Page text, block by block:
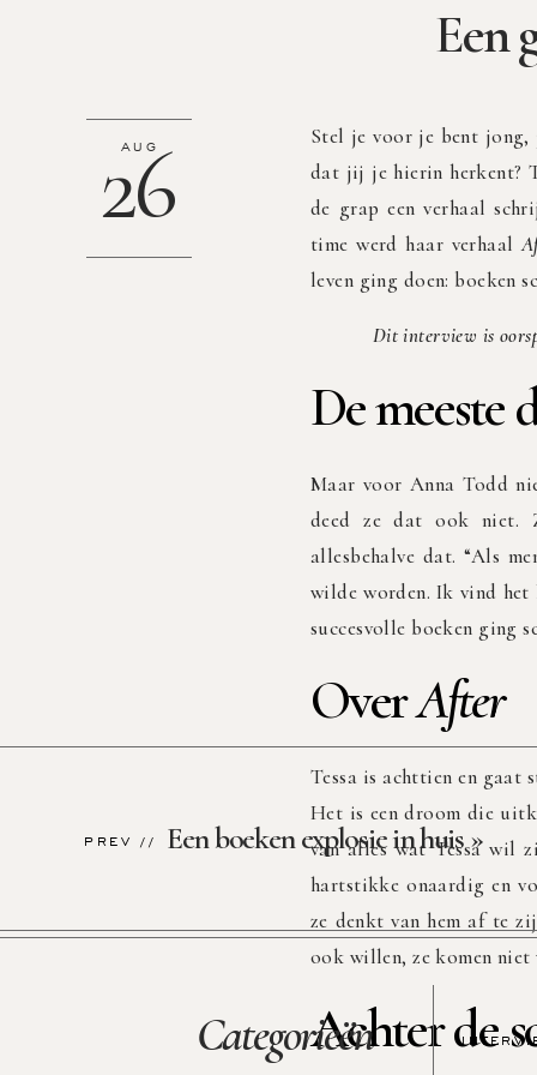
Een
26
AUG
Stel je voor je bent jong,
dat jij je hierin herkent?
de grap een verhaal
time werd haar verhaal
leven ging doen: boeken
Dit interview is
De meeste
Maar voor Anna Todd
deed ze dat ook niet.
allesbehalve dat. “Als
wilde worden. Ik vind
succesvolle boeken ging
OverAfter
Tessa is achttien en gaat
Het is een droom die
van alles wat Tessa wil
hartstikke onaardig en
ze denkt van hem af te
ook willen, ze komen niet
Achter de
Een boeken explosie in huis»
PREV //
Categorieën